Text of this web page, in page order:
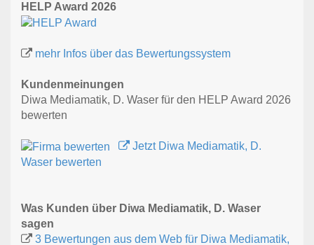
HELP Award 2026
mehr Infos über das Bewertungssystem
Kundenmeinungen
Diwa Mediamatik, D. Waser für den HELP Award 2026
bewerten
Jetzt Diwa Mediamatik, D.
Waser bewerten
Was Kunden über Diwa Mediamatik, D. Waser
sagen
3 Bewertungen aus dem Web für Diwa Mediamatik,